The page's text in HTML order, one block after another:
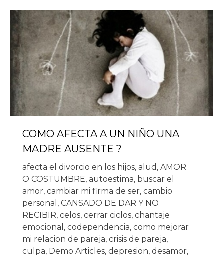
COMO AFECTA A UN NIÑO UNA
MADRE AUSENTE ?
afecta el divorcio en los hijos, alud , AMOR
O COSTUMBRE, autoestima, buscar el
amor, cambiar mi firma de ser, cambio
personal , CANSADO DE DAR Y NO
RECIBIR, celos, cerrar ciclos, chantaje
emocional , codependencia, como mejorar
mi relacion de pareja, crisis de pareja,
culpa, Demo Articles, depresion, desamor,